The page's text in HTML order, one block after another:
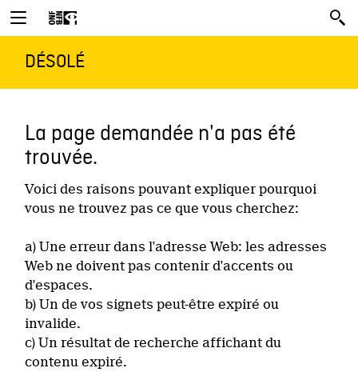
DÉSOLÉ
La page demandée n'a pas été
trouvée.
Voici des raisons pouvant expliquer pourquoi
vous ne trouvez pas ce que vous cherchez:
a) Une erreur dans l'adresse Web: les adresses
Web ne doivent pas contenir d'accents ou
d'espaces.
b) Un de vos signets peut-être expiré ou
invalide.
c) Un résultat de recherche affichant du
contenu expiré.